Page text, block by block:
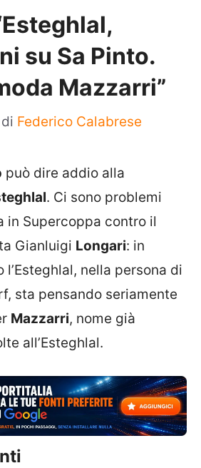
su Sa Pinto.
Mazzarri”
di Federico Calabrese
può dire addio alla
. Ci sono problemi
in Supercoppa contro il
Gianluigi Longari: in
l’Esteghlal, nella persona di
sta pensando seriamente
Mazzarri, nome già
all’Esteghlal.